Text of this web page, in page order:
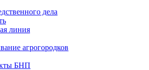
дела
линия
агрогородков
БНП